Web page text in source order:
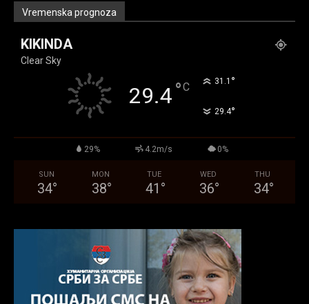
Vremenska prognoza
KIKINDA
Clear Sky
29.4°C 31.1 °
29.4°
29% 4.2m/s 0%
SUN
34°
MON
38°
TUE
41 °
WED
36°
THU
34°